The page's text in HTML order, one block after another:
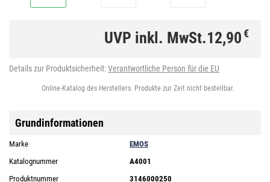
UVP inkl. MwSt.12,90€
Details zur Produktsicherheit:Verantwortliche Person für die EU
Online-Katalog des Herstellers. Produkte zur Zeit nicht bestellbar.
Grundinformationen
Marke
EMOS
Katalognummer
A4001
Produktnummer
3146000250